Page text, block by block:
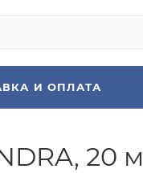
И ОПЛАТА
20